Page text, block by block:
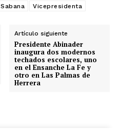
Sabana Vicepresidenta
Artículo siguiente
Presidente Abinader
inaugura dos modernos
techados escolares, uno
en el Ensanche La Fe y
otro en Las Palmas de
Herrera